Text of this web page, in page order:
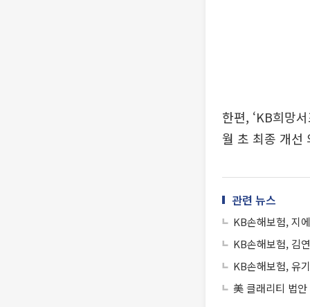
한편, ‘KB희망
월 초 최종 개선
관련 뉴스
KB손해보험, 지
KB손해보험, 김
KB손해보험, 유
美 클래리티 법